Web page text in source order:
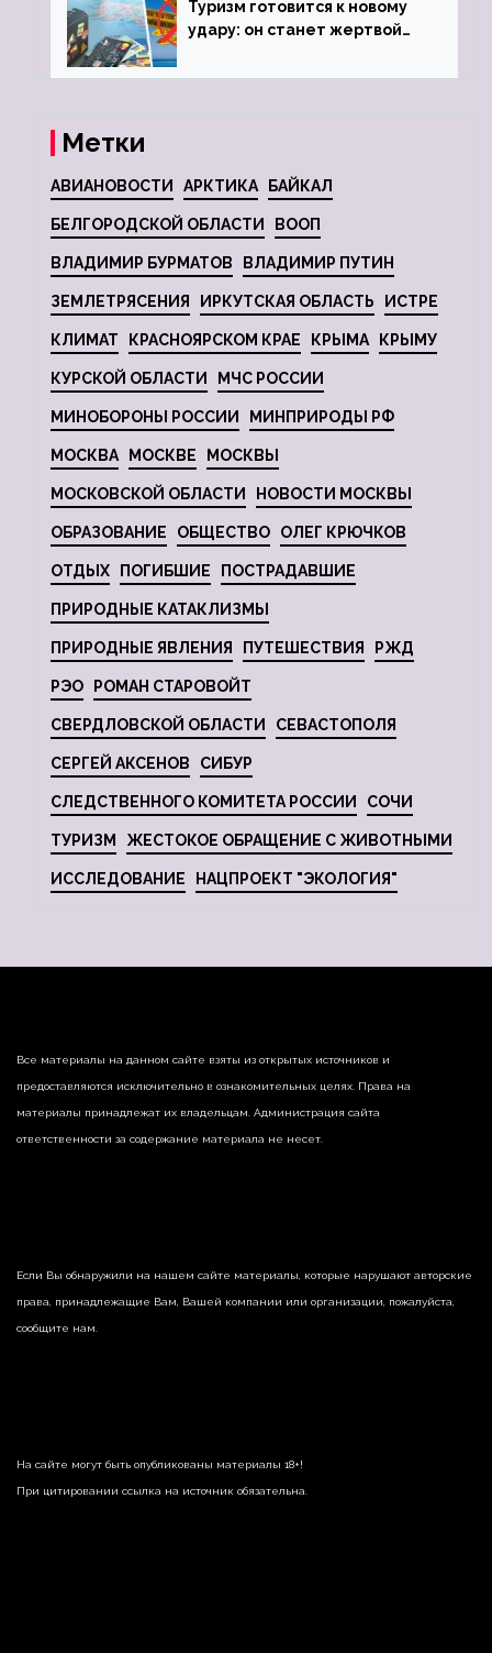
Туризм готовится к новому
удару: он станет жертвой
Метки
АВИАНОВОСТИ АРКТИКА БАЙКАЛ
БЕЛГОРОДСКОЙ ОБЛАСТИ ВООП
ВЛАДИМИР БУРМАТОВ ВЛАДИМИР ПУТИН
ЗЕМЛЕТРЯСЕНИЯ ИРКУТСКАЯ ОБЛАСТЬ ИСТРЕ
КЛИМАТ КРАСНОЯРСКОМ КРАЕ КРЫМА КРЫМУ
КУРСКОЙ ОБЛАСТИ МЧС РОССИИ
МИНОБОРОНЫ РОССИИ МИНПРИРОДЫ РФ
МОСКВА МОСКВЕ МОСКВЫ
МОСКОВСКОЙ ОБЛАСТИ НОВОСТИ МОСКВЫ
ОБРАЗОВАНИЕ ОБЩЕСТВО ОЛЕГ КРЮЧКОВ
ОТДЫХ ПОГИБШИЕ ПОСТРАДАВШИЕ
ПРИРОДНЫЕ КАТАКЛИЗМЫ
ПРИРОДНЫЕ ЯВЛЕНИЯ ПУТЕШЕСТВИЯ РЖД
РЭО РОМАН СТАРОВОЙТ
СВЕРДЛОВСКОЙ ОБЛАСТИ СЕВАСТОПОЛЯ
СЕРГЕЙ АКСЕНОВ СИБУР
СЛЕДСТВЕННОГО КОМИТЕТА РОССИИ СОЧИ
ТУРИЗМ ЖЕСТОКОЕ ОБРАЩЕНИЕ С ЖИВОТНЫМИ
ИССЛЕДОВАНИЕ НАЦПРОЕКТ "ЭКОЛОГИЯ"
Все материалы на данном сайте взяты из открытых источников и
предоставляются исключительно в ознакомительных целях. Права на
материалы принадлежат их владельцам. Администрация сайта
ответственности за содержание материала не несет.
Если Вы обнаружили на нашем сайте материалы, которые нарушают авторские
права, принадлежащие Вам, Вашей компании или организации, пожалуйста,
сообщите нам.
На сайте могут быть опубликованы материалы 18+!
При цитировании ссылка на источник обязательна.